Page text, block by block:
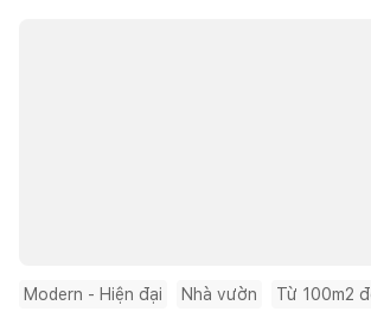
Modern - Hiện đại Nhà vườn Từ 100m2